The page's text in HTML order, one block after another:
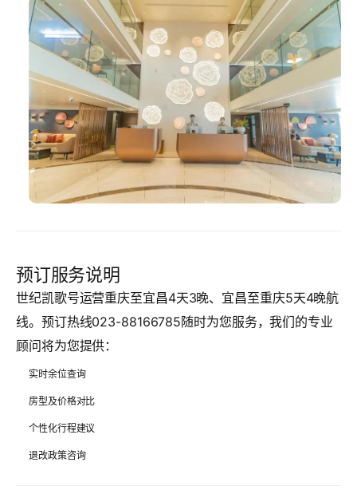
预订服务说明
世纪凯歌号运营重庆至宜昌4天3晚、宜昌至重庆5天4晚航
线。预订热线023-88166785随时为您服务，我们的专业
顾问将为您提供：
实时余位查询
房型及价格对比
个性化行程建议
退改政策咨询